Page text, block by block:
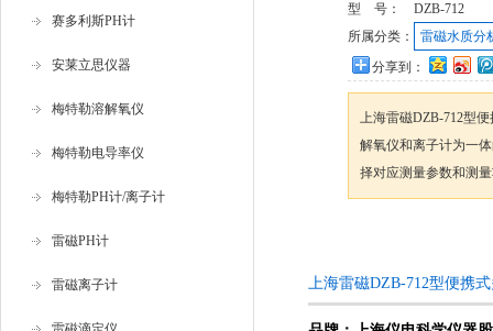
赛多利斯PH计
安莱立思仪器
梅特勒溶解氧仪
梅特勒电导率仪
梅特勒PH计/离子计
雷磁PH计
雷磁离子计
型 号：
DZB-712
所属分类：
雷磁水质分
分享到：
上海雷磁DZB-712型
解氧仪和离子计为一
择对应测量参数和测
上海雷磁DZB-712型便携